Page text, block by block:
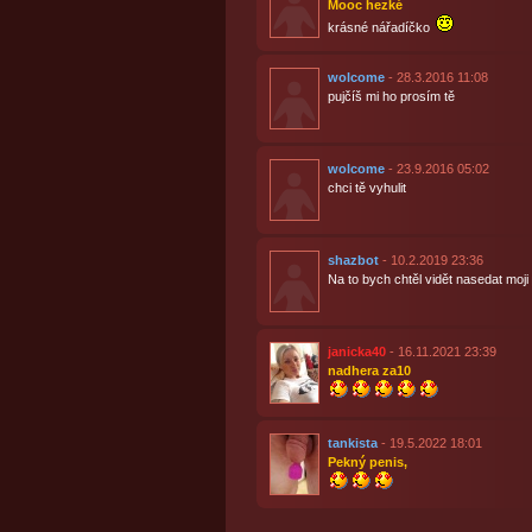
Mooc hezké
krásné nářadíčko
wolcome- 28.3.2016 11:08
pujčíš mi ho prosím tě
wolcome- 23.9.2016 05:02
chci tě vyhulit
shazbot- 10.2.2019 23:36
Na to bych chtěl vidět nasedat
janicka40- 16.11.2021 23:39
nadhera za10
tankista- 19.5.2022 18:01
Pekný penis,